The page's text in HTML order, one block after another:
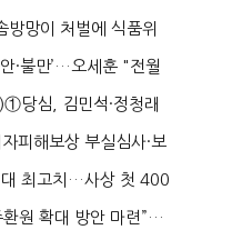
망이 처벌에 식품위
·불만’…오세훈 "전월
당심, 김민석·정청래
...
피해보상 부실심사·보
대 최고치…사상 첫 400
...
환원 확대 방안 마련”…